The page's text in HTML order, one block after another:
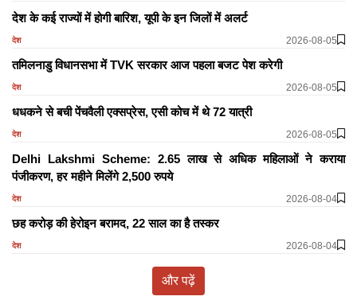
देश के कई राज्यों में होगी बारिश, यूपी के इन जिलों में अलर्ट
देश 2026-08-05
तमिलनाडु विधानसभा में TVK सरकार आज पहला बजट पेश करेगी
देश 2026-08-05
धधकने से बची पेंचवैली एक्सप्रेस, एसी कोच में थे 72 यात्री
देश 2026-08-05
Delhi Lakshmi Scheme: 2.65 लाख से अधिक महिलाओं ने कराया
पंजीकरण, हर महीने मिलेंगे 2,500 रुपये
देश 2026-08-04
छह करोड़ की हेरोइन बरामद, 22 साल का है तस्कर
देश 2026-08-04
और पढ़ें